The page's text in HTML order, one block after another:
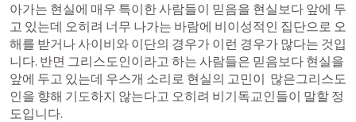
아가는 현실에 매우 특이한 사람들이 믿음을 현실보다 앞에 두
고 있는데 오히려 너무 나가는 바람에 비이성적인 집단으로 오
해를 받거나 사이비와 이단의 경우가 이런 경우가 많다는 것입
니다. 반면 그리스도인이라고 하는 사람들은 믿음보다 현실을
앞에 두고 있는데 우스개 소리로 현실의 고민이  많은그리스도
인을 향해 기도하지 않는다고 오히려 비기독교인들이 말할 정
도입니다.